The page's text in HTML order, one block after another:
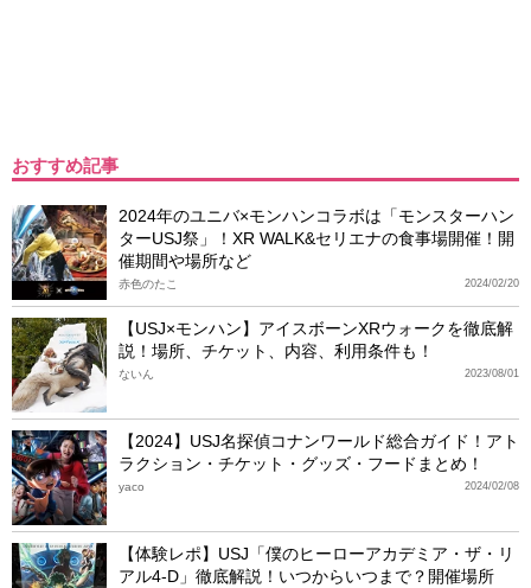
おすすめ記事
2024年のユニバ×モンハンコラボは「モンスターハン
ターUSJ祭」！XR WALK&セリエナの食事場開催！開
催期間や場所など
2024/02/20
赤色のたこ
【USJ×モンハン】アイスボーンXRウォークを徹底解
説！場所、チケット、内容、利用条件も！
2023/08/01
ないん
【2024】USJ名探偵コナンワールド総合ガイド！アト
ラクション・チケット・グッズ・フードまとめ！
2024/02/08
yaco
【体験レポ】USJ「僕のヒーローアカデミア・ザ・リ
アル4-D」徹底解説！いつからいつまで？開催場所